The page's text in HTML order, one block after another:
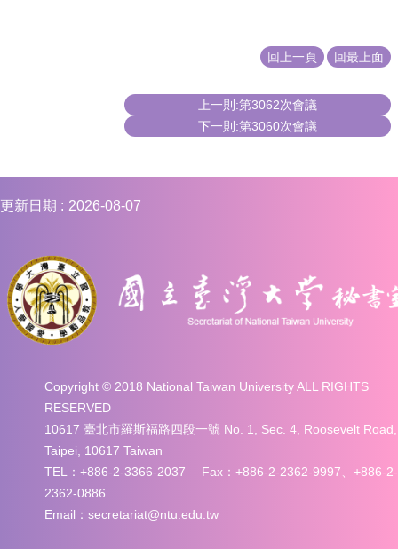
回上一頁 回最上面
上一則:第3062次會議
下一則:第3060次會議
更新日期 2026-08-07
Copyright © 2018 National Taiwan University ALL RIGHTS
RESERVED
10617 臺北市羅斯福路四段一號 No. 1, Sec. 4, Roosevelt Road,
Taipei, 10617 Taiwan
TEL：+886-2-3366-2037 Fax：+886-2-2362-9997、+886-2-
2362-0886
Email：secretariat@ntu.edu.tw